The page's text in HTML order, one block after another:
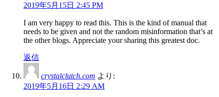
2019年5月15日 2:45 PM
I am very happy to read this. This is the kind of manual that
needs to be given and not the random misinformation that’s at
the other blogs. Appreciate your sharing this greatest doc.
返信
crystalclutch.com より:
2019年5月16日 2:29 AM